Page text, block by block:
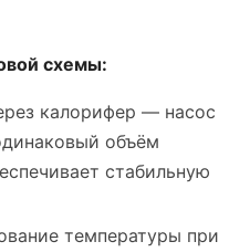
схемы:
калорифер — насос
объём
стабильную
температуры при